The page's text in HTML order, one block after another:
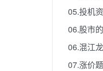
05.投机
06.股市
06.混江
07.涨价